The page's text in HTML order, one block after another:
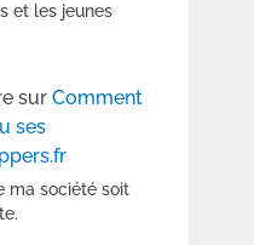
et les jeunes
sur Comment
ses
ma société soit